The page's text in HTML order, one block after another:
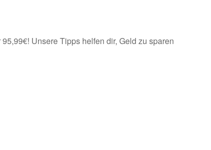
Unsere Tipps helfen dir, Geld zu sparen